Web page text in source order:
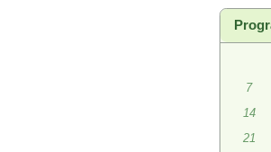
7
14
21